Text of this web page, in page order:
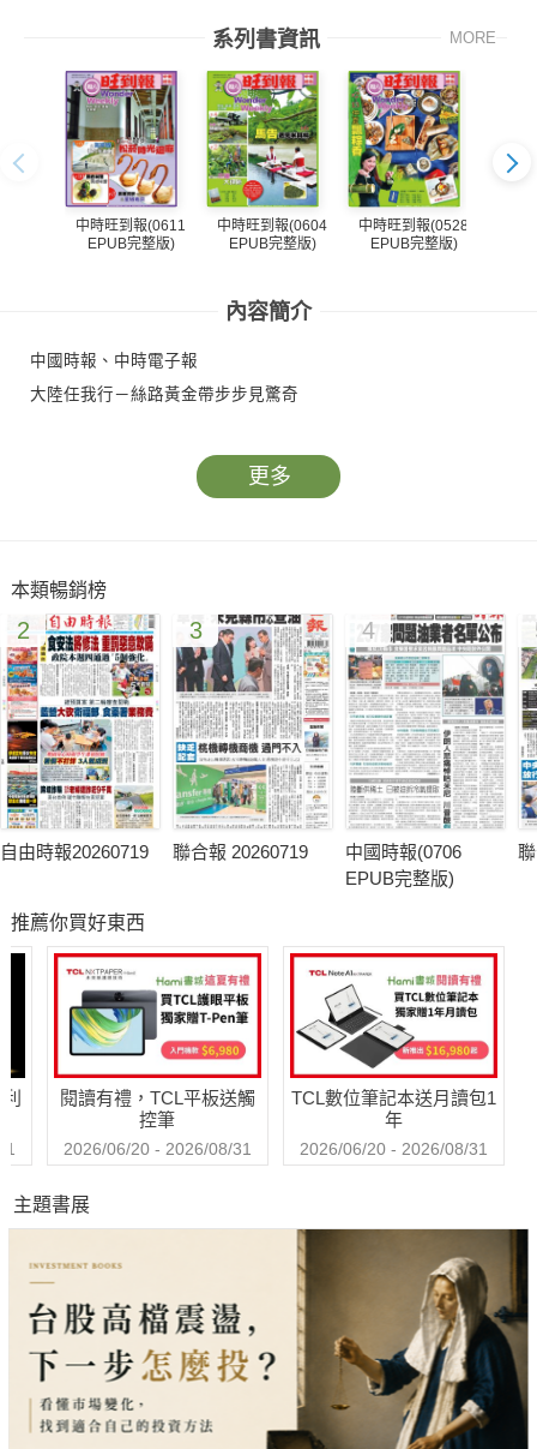
系列書資訊 MORE
中時旺到報(0611
EPUB完整版)
中時旺到報(0604
EPUB完整版)
中時旺到報(0528
EPUB完整版)
內容簡介
中國時報、中時電子報
大陸任我行－絲路黃金帶步步見驚奇
更多
本類暢銷榜
2
自由時報20260719
3
聯合報 20260719
4
中國時報(0706
EPUB完整版)
推薦你買好東西
閱讀有禮，TCL平板送觸
控筆
2026/06/20 - 2026/08/31
TCL數位筆記本送月讀包1
年
2026/06/20 - 2026/08/31
主題書展